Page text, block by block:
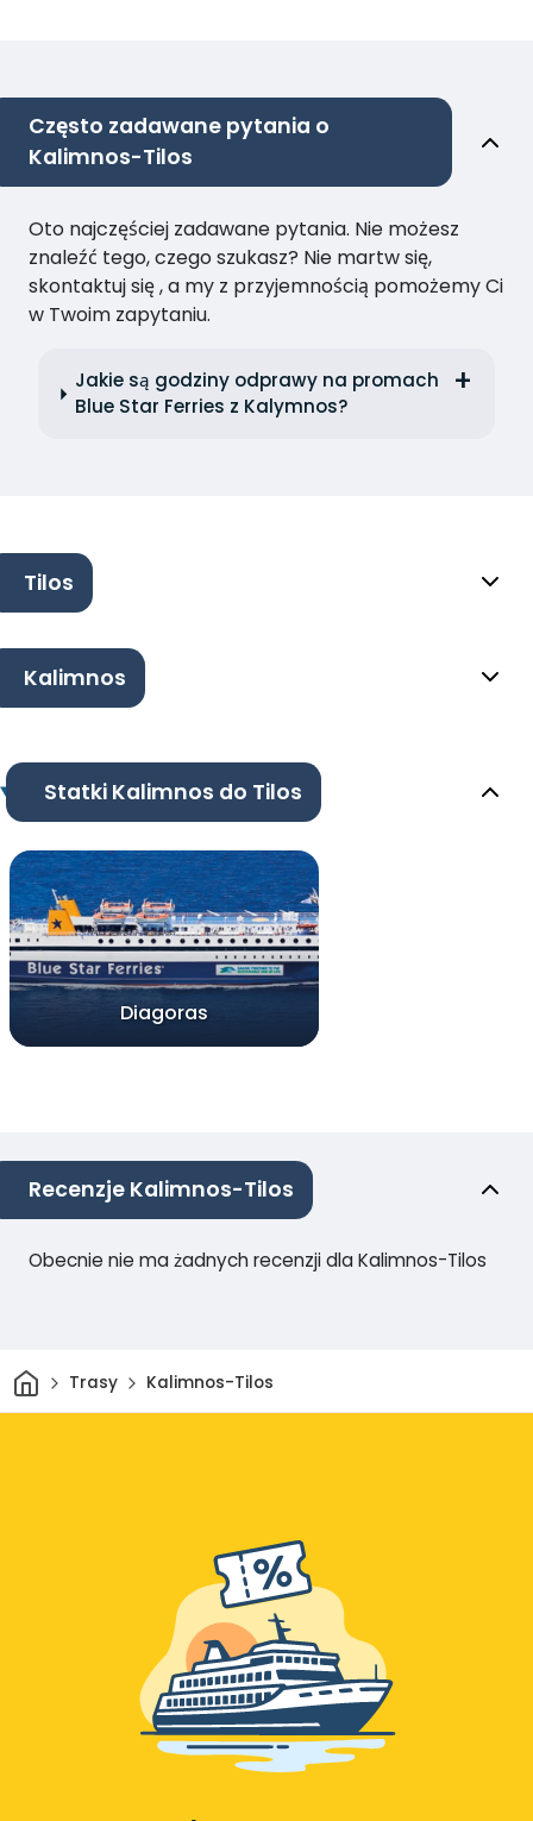
Często zadawane pytania o
Kalimnos-Tilos
Oto najczęściej zadawane pytania. Nie możesz
znaleźć tego, czego szukasz? Nie martw się,
skontaktuj się , a my z przyjemnością pomożemy Ci
w Twoim zapytaniu.
Jakie są godziny odprawy na promach
Blue Star Ferries z Kalymnos?
Tilos
Kalimnos
Statki Kalimnos do Tilos
Diagoras
Recenzje Kalimnos-Tilos
Obecnie nie ma żadnych recenzji dla Kalimnos-Tilos
DomTrasy Kalimnos-Tilos